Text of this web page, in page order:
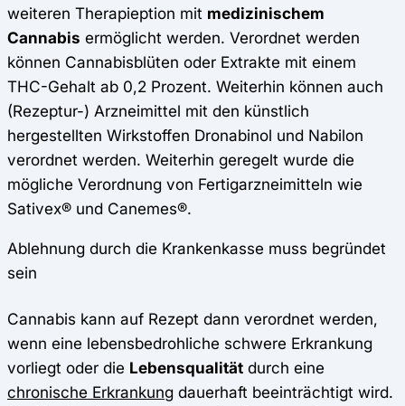
weiteren Therapieption mit medizinischem
Cannabis ermöglicht werden. Verordnet werden
können Cannabisblüten oder Extrakte mit einem
THC-Gehalt ab 0,2 Prozent. Weiterhin können auch
(Rezeptur-) Arzneimittel mit den künstlich
hergestellten Wirkstoffen Dronabinol und Nabilon
verordnet werden. Weiterhin geregelt wurde die
mögliche Verordnung von Fertigarzneimitteln wie
Sativex® und Canemes®.
Ablehnung durch die Krankenkasse muss begründet
sein
Cannabis kann auf Rezept dann verordnet werden,
wenn eine lebensbedrohliche schwere Erkrankung
vorliegt oder die Lebensqualität durch eine
chronische Erkrankung dauerhaft beeinträchtigt wird.